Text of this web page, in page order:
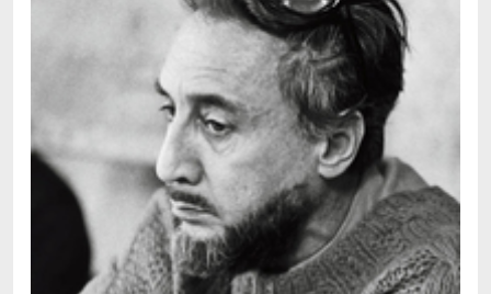
Abgarjan, Narine
Abish, Walter
Aboulela, Leila
Abrahams, Peter (f. 1919)
Abrahams, Peter (f. 1947)
Abrahamson, Emmy
Abse, Dannie
Abu-Jaber, Diana